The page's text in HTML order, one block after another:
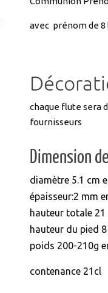
avec prénom de
chaque flute sera
fournisseurs
Dimension
diamètre 5.1 cm
épaisseur:2 mm
hauteur totale 21
hauteur du pied
poids 200-210g
contenance 21cl